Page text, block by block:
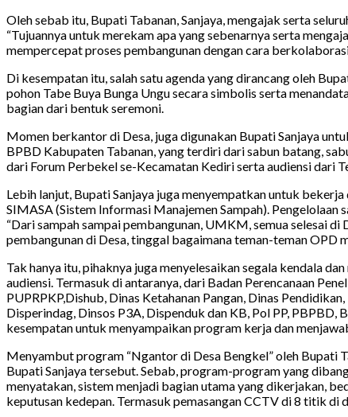
Oleh sebab itu, Bupati Tabanan, Sanjaya, mengajak serta
“Tujuannya untuk merekam apa yang sebenarnya serta
mempercepat proses pembangunan dengan cara
Di kesempatan itu, salah satu agenda yang dirancang oleh
pohon Tabe Buya Bunga Ungu secara simbolis serta
bagian dari bentuk seremoni.
Momen berkantor di Desa, juga digunakan Bupati Sanjaya
BPBD Kabupaten Tabanan, yang terdiri dari sabun batang,
dari Forum Perbekel se-Kecamatan Kediri serta audiensi dari
Lebih lanjut, Bupati Sanjaya juga menyempatkan untuk
SIMASA (Sistem Informasi Manajemen Sampah). Pengelolaan
“Dari sampah sampai pembangunan, UMKM, semua selesai
pembangunan di Desa, tinggal bagaimana teman-teman OPD
Tak hanya itu, pihaknya juga menyelesaikan segala kendala
audiensi. Termasuk di antaranya, dari Badan Perencanaan
PUPRPKP,Dishub, Dinas Ketahanan Pangan, Dinas
Disperindag, Dinsos P3A, Dispenduk dan KB, Pol PP, PBPBD,
kesempatan untuk menyampaikan program kerja dan
Menyambut program “Ngantor di Desa Bengkel” oleh Bupati
Bupati Sanjaya tersebut. Sebab, program-program yang
menyatakan, sistem menjadi bagian utama yang dikerjakan,
keputusan kedepan. Termasuk pemasangan CCTV di 8 titik